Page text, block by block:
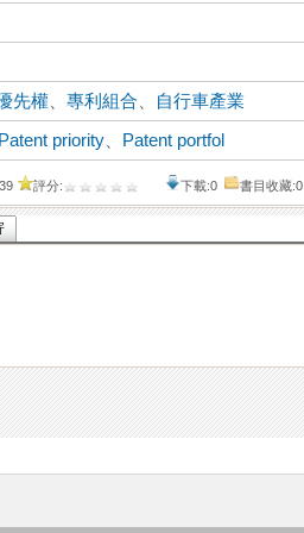
先權 、專利組合
自行車產業
Patent priority
Patent portfol
評分: 下載:0 書目收藏:0